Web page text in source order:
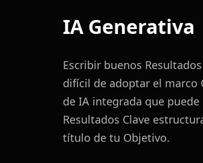
IA Generativa
Escribir buenos
difícil de adoptar el marco
de IA integrada que
Resultados Clave
título de tu Objetivo.